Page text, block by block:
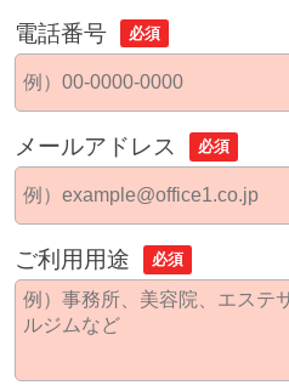
電話番号 必須
メールアドレス 必須
ご利用用途 必須